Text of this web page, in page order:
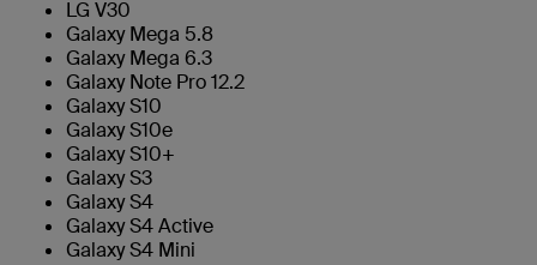
LG V30
Galaxy Mega 5.8
Galaxy Mega 6.3
Galaxy Note Pro 12.2
Galaxy S10
Galaxy S10e
Galaxy S10+
Galaxy S3
Galaxy S4
Galaxy S4 Active
Galaxy S4 Mini